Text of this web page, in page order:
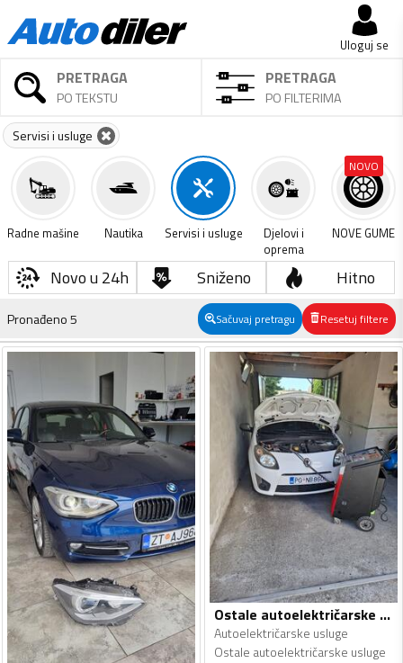
Uloguj se
PRETRAGA
PO TEKSTU
PRETRAGA
PO FILTERIMA
Servisi i usluge
Radne mašine Nautika Servisi i usluge
Djelovi i
oprema
NOVO
NOVE GUME
Novo u 24h Sniženo Hitno
Pronađeno5 Sačuvaj pretragu Resetuj filtere
Ostale autoelektričarske usluge - Autoelektričarske usluge
Autoelektričarske usluge
Ostale autoelektričarske usluge